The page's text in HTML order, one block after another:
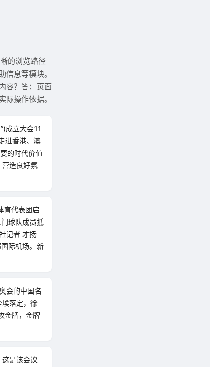
的浏览路径
息等模块。
容？答：页面
操作依据。
成立大会11
进香港、澳
的时代价值
造良好氛
育代表团启
球队成员抵
记者 才扬
际机场。新
会的中国名
埃落定，徐
金牌，金牌
是该会议